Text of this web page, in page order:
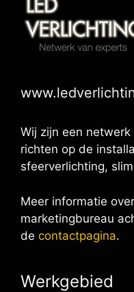
Wij zijn een
richten op de
sfeerverlichting,
Meer informatie
marketingbureau
de contactpagina.
Werkgebied